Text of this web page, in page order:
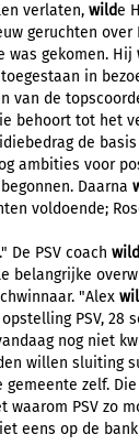
verlaten, wilde
geruchten over
was gekomen. Hij
in
van de
behoort tot het
de basis
ambities voor
Daarna
voldoende;
De PSV coach wild
belangrijke
"Alex
PSV, 28
nog niet
willen sluiting
gemeente zelf. Die
PSV zo
eens op de bank